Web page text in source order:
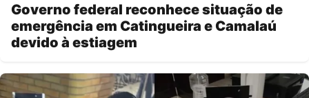
Governo federal reconhece situação de
emergência em Catingueira e Camalaú
devido à estiagem